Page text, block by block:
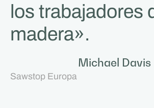
los trabajadores
madera».
Michael Davis
Sawstop Europa